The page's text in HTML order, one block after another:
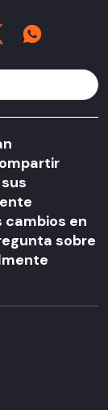
cambios en
sobre